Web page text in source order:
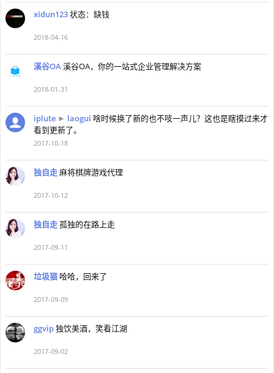
xidun123状态：缺钱
2018-04-16
溪谷OA溪谷OA，你的一站式企业管理解决方案
2018-01-31
iplute ► laogui 啥时候换了新的也不吱一声儿？这也是瞎摸过来才
看到更新了。
2017-10-18
独自走麻将棋牌游戏代理
2017-10-12
独自走孤独的在路上走
2017-09-11
垃圾猫 哈哈，回来了
2017-09-09
ggvip独饮美酒，笑看江湖
2017-09-02